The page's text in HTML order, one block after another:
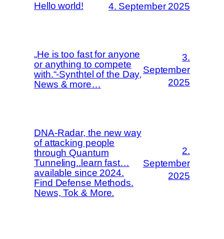
Hello world! 4. September 2025
„He is too fast for anyone
or anything to compete
with.“-Synthtel of the Day,
News & more…
3.
September
2025
DNA-Radar, the new way
of attacking people
through Quantum
Tunneling..learn fast…
available since 2024.
Find Defense Methods.
News, Tok & More.
2.
September
2025